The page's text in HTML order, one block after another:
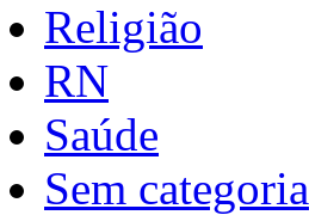
Religião
RN
Saúde
Sem categoria